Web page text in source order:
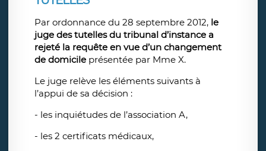
Par ordonnance du 28 septembre 2012, le
juge des tutelles du tribunal d’instance a
rejeté la requête en vue d’un changement
de domicile présentée par Mme X.
Le juge relève les éléments suivants à
l’appui de sa décision :
- les inquiétudes de l’association A,
- les 2 certificats médicaux,